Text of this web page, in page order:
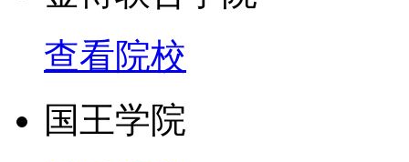
查看院校
国王学院